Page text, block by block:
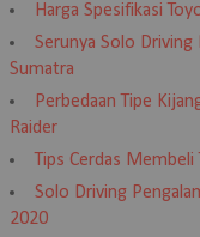
Harga Spesifikasi
Serunya Solo Driving
Sumatra
Perbedaan Tipe
Raider
Tips Cerdas
Solo Driving
2020